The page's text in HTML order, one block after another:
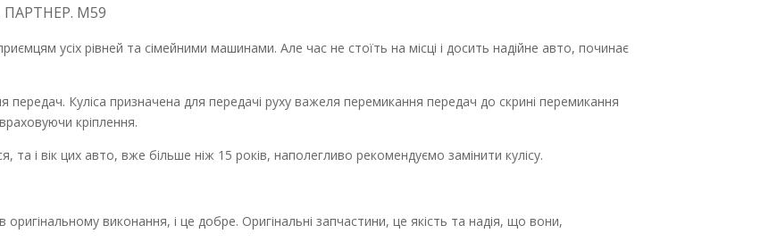
ПАРТНЕР. М59
усіх рівней та сімейними машинами. Але час не стоїть на місці і досить надійне авто, починає
передач. Куліса призначена для передачі руху важеля перемикання передач до скрині перемикання
кріплення.
і вік цих авто, вже більше ніж 15 років, наполегливо рекомендуємо замінити кулісу.
виконання, і це добре. Оригінальні запчастини, це якість та надія, що вони,